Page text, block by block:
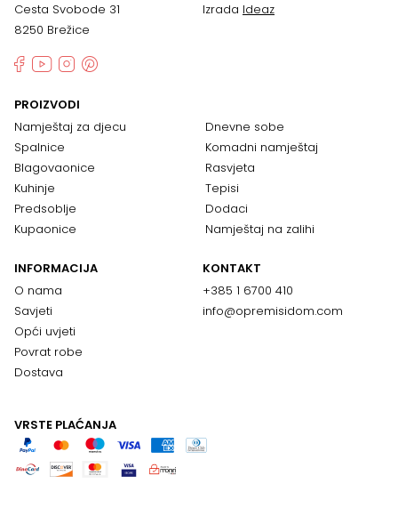
Cesta Svobode 31
8250 Brežice
Izrada Ideaz
PROIZVODI
Namještaj za djecu
Spalnice
Blagovaonice
Kuhinje
Predsoblje
Kupaonice
Dnevne sobe
Komadni namještaj
Rasvjeta
Tepisi
Dodaci
Namještaj na zalihi
INFORMACIJA
O nama
Savjeti
Opći uvjeti
Povrat robe
Dostava
KONTAKT
+385 1 6700 410
info@opremisidom.com
VRSTE PLAĆANJA